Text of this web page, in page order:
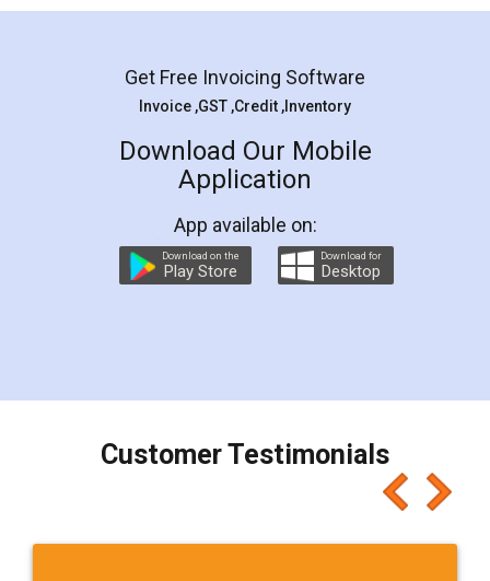
Get Free Invoicing Software
Invoice ,GST ,Credit ,Inventory
Download Our Mobile
Application
App available on:
Download on the
Play Store
Download for
Desktop
Customer Testimonials